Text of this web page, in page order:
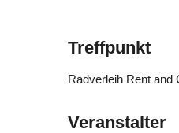
Treffpunkt
Radverleih Rent and
Veranstalter